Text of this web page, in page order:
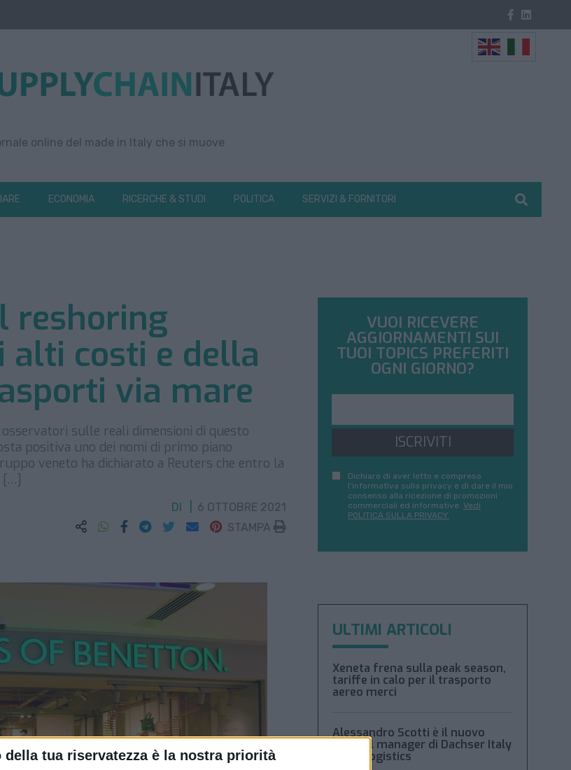
della tua riservatezza è la nostra priorità
online del made in Italy che si muove
ECONOMIA RICERCHE & STUDI POLITICA SERVIZI & FORNITORI
reshoring
alti costi e della
via mare
sulle reali dimensioni di questo
positiva uno dei nomi di primo piano
veneto ha dichiarato a Reuters che entro la
[…]
DI
6 OTTOBRE 2021
STAMPA
VUOI RICEVERE
AGGIORNAMENTI SUI
TUOI TOPICS PREFERITI
OGNI GIORNO?
ISCRIVITI
Dichiaro di aver letto e compreso
l'informativa sulla privacy e di dare il mio
consenso alla ricezione di promozioni
commerciali ed informative. Vedi
POLITICA SULLA PRIVACY.
ULTIMI ARTICOLI
Xeneta frena sulla peak season,
tariffe in calo per il trasporto
aereo merci
Alessandro Scotti è il nuovo
general manager di Dachser Italy
Food Logistics